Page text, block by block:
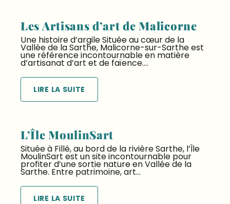
Les Artisans d’art de Malicorne
Une histoire d’argile Située au cœur de la
Vallée de la Sarthe, Malicorne-sur-Sarthe est
une référence incontournable en matière
d’artisanat d’art et de faïence....
LIRE LA SUITE
L’Île MoulinSart
Située à Fillé, au bord de la rivière Sarthe, l’Île
MoulinSart est un site incontournable pour
profiter d’une sortie nature en Vallée de la
Sarthe. Entre patrimoine, art...
LIRE LA SUITE